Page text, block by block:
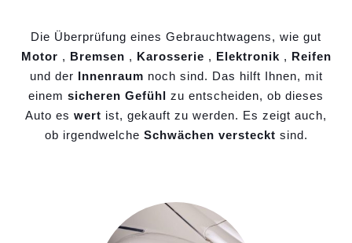
Die Überprüfung eines Gebrauchtwagens, wie gut
Motor , Bremsen , Karosserie , Elektronik , Reifen
und der Innenraum noch sind. Das hilft Ihnen, mit
einem sicheren Gefühl zu entscheiden, ob dieses
Auto es wert ist, gekauft zu werden. Es zeigt auch,
ob irgendwelche Schwächen versteckt sind.